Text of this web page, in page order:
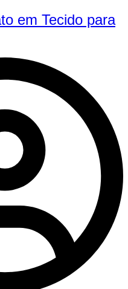
em Tecido para